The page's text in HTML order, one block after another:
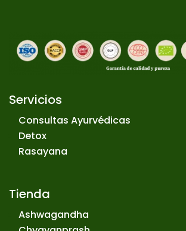
Servicios
Consultas Ayurvédicas
Detox
Rasayana
Tienda
Ashwagandha